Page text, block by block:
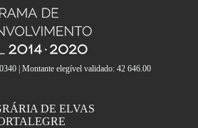
| Montante elegível validado: 42 646.00
DE ELVAS